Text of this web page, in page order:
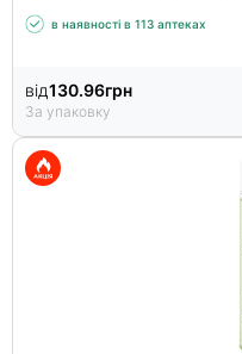
в наявності в 113 аптеках
від130.96грн
За упаковку